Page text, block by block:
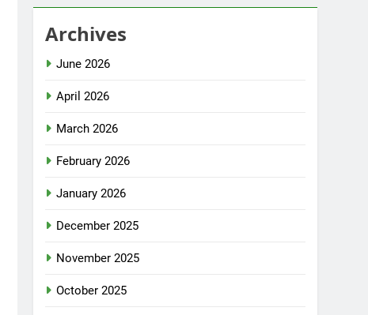
Archives
June 2026
April 2026
March 2026
February 2026
January 2026
December 2025
November 2025
October 2025